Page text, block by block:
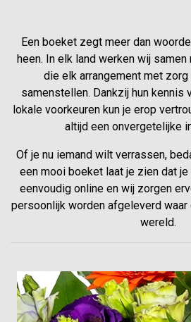
Een boeket zegt meer dan
heen. In elk land werken wij
die elk arrangement met zorg
samenstellen. Dankzij hun kennis
lokale voorkeuren kun je erop
altijd een onvergetelijke
Of je nu iemand wilt verrassen,
een mooi boeket laat je zien dat
eenvoudig online en wij zorgen
persoonlijk worden afgeleverd
wereld.